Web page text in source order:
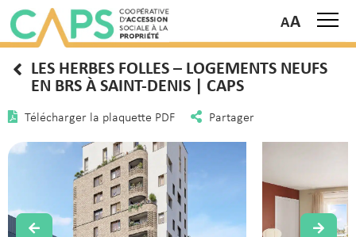
LES HERBES FOLLES – LOGEMENTS NEUFS
EN BRS À SAINT-DENIS | CAPS
Télécharger la plaquette PDF Partager
A